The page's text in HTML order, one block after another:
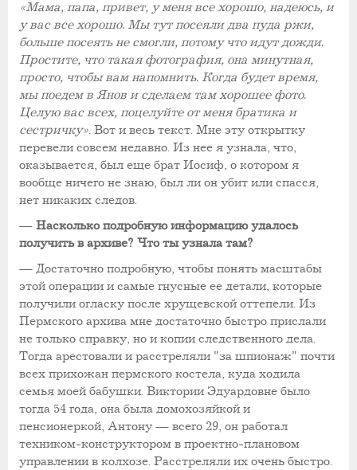
«Мама, папа, привет, у меня все хорошо, надеюсь, и
у вас все хорошо. Мы тут посеяли два пуда ржи,
больше посеять не смогли, потому что идут дожди.
Простите, что такая фотография, она минутная,
просто, чтобы вам напомнить. Когда будет время,
мы поедем в Янов и сделаем там хорошее фото.
Целую вас всех, поцелуйте от меня братика и
сестричку». Вот и весь текст. Мне эту открытку
перевели совсем недавно. Из нее я узнала, что,
оказывается, был еще брат Иосиф, о котором я
вообще ничего не знаю, был ли он убит или спасся,
нет никаких следов.
— Насколько подробную информацию удалось
получить в архиве? Что ты узнала там?
— Достаточно подробную, чтобы понять масштабы
этой операции и самые гнусные ее детали, которые
получили огласку после хрущевской оттепели. Из
Пермского архива мне достаточно быстро прислали
не только справку, но и копии следственного дела.
Тогда арестовали и расстреляли "за шпионаж" почти
всех прихожан пермского костела, куда ходила
семья моей бабушки. Виктории Эдуардовне было
тогда 54 года, она была домохозяйкой и
пенсионеркой, Антону — всего 29, он работал
техником-конструктором в проектно-плановом
управлении в колхозе. Расстреляли их очень быстро.